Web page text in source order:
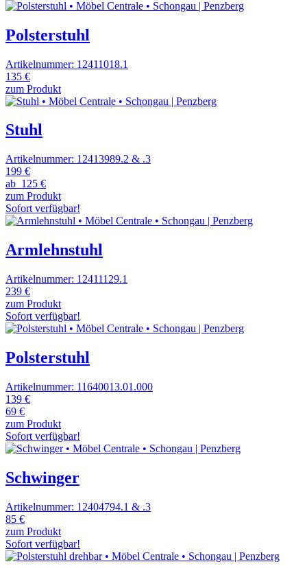
Polsterstuhl
Artikelnummer: 12411018.1
135 €
zum Produkt
Stuhl
Artikelnummer: 12413989.2 & .3
199 €
ab 125 €
zum Produkt
Sofort verfügbar!
Armlehnstuhl
Artikelnummer: 12411129.1
239 €
zum Produkt
Sofort verfügbar!
Polsterstuhl
Artikelnummer: 11640013.01.000
139 €
69 €
zum Produkt
Sofort verfügbar!
Schwinger
Artikelnummer: 12404794.1 & .3
85 €
zum Produkt
Sofort verfügbar!